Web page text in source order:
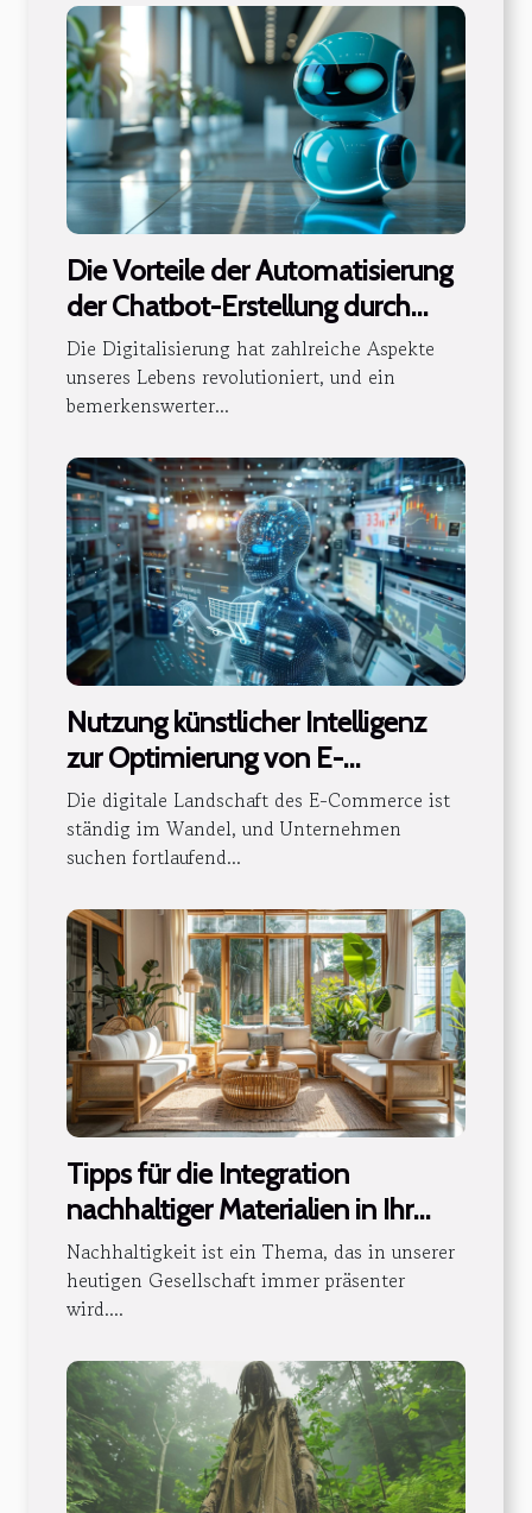
Die Vorteile der Automatisierung
der Chatbot-Erstellung durch
künstliche Intelligenz
Die Digitalisierung hat zahlreiche Aspekte
unseres Lebens revolutioniert, und ein
bemerkenswerter...
Nutzung künstlicher Intelligenz
zur Optimierung von E-
Commerce-Plattformen
Die digitale Landschaft des E-Commerce ist
ständig im Wandel, und Unternehmen
suchen fortlaufend...
Tipps für die Integration
nachhaltiger Materialien in Ihr
Heimdesign
Nachhaltigkeit ist ein Thema, das in unserer
heutigen Gesellschaft immer präsenter
wird....